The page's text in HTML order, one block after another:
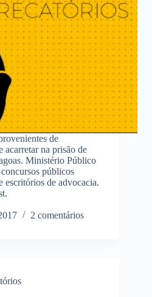
de
na prisão de
Ministério Público
públicos
escritórios de advocacia.
2 comentários